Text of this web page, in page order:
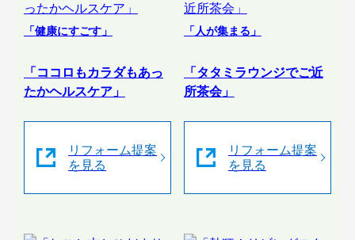
「健康にすごす」
「ココロもカラダもあっ
たかヘルスケア」
リフォーム提案
を見る
「人が集まる」
「タタミラウンジでご近
所茶会」
リフォーム提案
を見る